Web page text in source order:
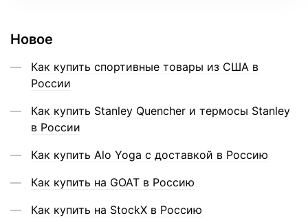
Новое
Как купить спортивные товары из США в
России
Как купить Stanley Quencher и термосы Stanley
в России
Как купить Alo Yoga с доставкой в Россию
Как купить на GOAT в Россию
Как купить на StockX в Россию